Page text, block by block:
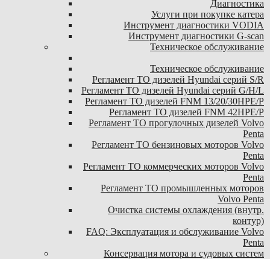
Диагностика
Услуги при покупке катера
Инструмент диагностики VODIA
Инструмент диагностики G-scan
Техническое обслуживание
Техническое обслуживание
Регламент ТО дизелей Hyundai серий S/R
Регламент ТО дизелей Hyundai серий G/H/L
Регламент ТО дизелей FNM 13/20/30HPE/P
Регламент ТО дизелей FNM 42HPE/P
Регламент ТО прогулочных дизелей Volvo
Penta
Регламент ТО бензиновых моторов Volvo
Penta
Регламент ТО коммерческих моторов Volvo
Penta
Регламент ТО промышленных моторов
Volvo Penta
Очистка системы охлаждения (внутр.
контур)
FAQ: Эксплуатация и обслуживание Volvo
Penta
Консервация мотора и судовых систем